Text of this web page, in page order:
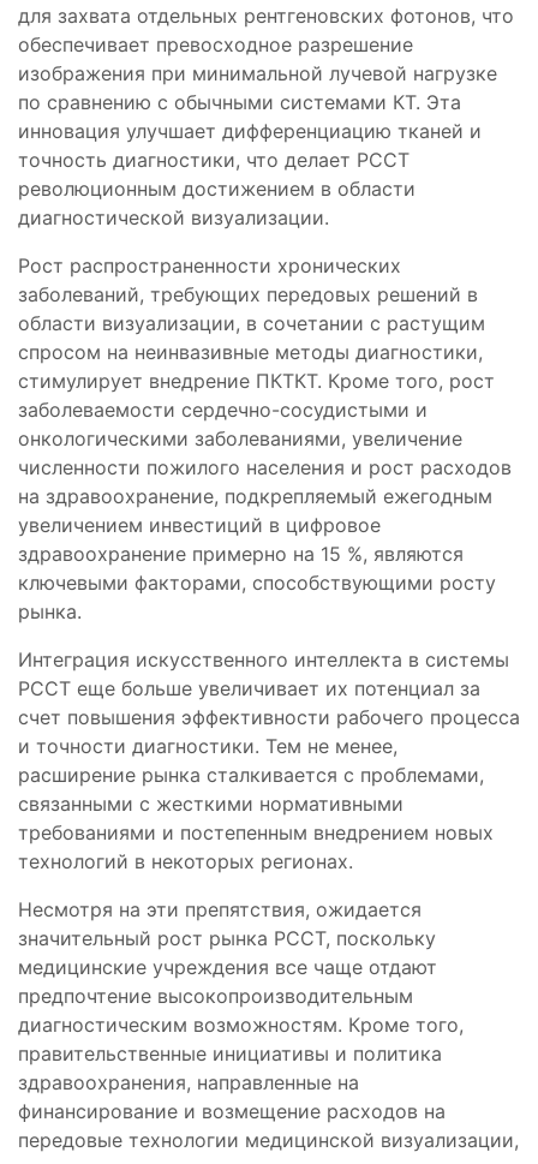
для захвата отдельных рентгеновских фотонов, что
обеспечивает превосходное разрешение
изображения при минимальной лучевой нагрузке
по сравнению с обычными системами КТ. Эта
инновация улучшает дифференциацию тканей и
точность диагностики, что делает PCCT
революционным достижением в области
диагностической визуализации.
Рост распространенности хронических
заболеваний, требующих передовых решений в
области визуализации, в сочетании с растущим
спросом на неинвазивные методы диагностики,
стимулирует внедрение ПКТКТ. Кроме того, рост
заболеваемости сердечно-сосудистыми и
онкологическими заболеваниями, увеличение
численности пожилого населения и рост расходов
на здравоохранение, подкрепляемый ежегодным
увеличением инвестиций в цифровое
здравоохранение примерно на 15 %, являются
ключевыми факторами, способствующими росту
рынка.
Интеграция искусственного интеллекта в системы
PCCT еще больше увеличивает их потенциал за
счет повышения эффективности рабочего процесса
и точности диагностики. Тем не менее,
расширение рынка сталкивается с проблемами,
связанными с жесткими нормативными
требованиями и постепенным внедрением новых
технологий в некоторых регионах.
Несмотря на эти препятствия, ожидается
значительный рост рынка PCCT, поскольку
медицинские учреждения все чаще отдают
предпочтение высокопроизводительным
диагностическим возможностям. Кроме того,
правительственные инициативы и политика
здравоохранения, направленные на
финансирование и возмещение расходов на
передовые технологии медицинской визуализации,